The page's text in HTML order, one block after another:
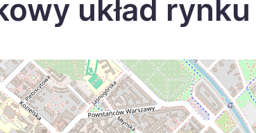
Português
Україна
układ